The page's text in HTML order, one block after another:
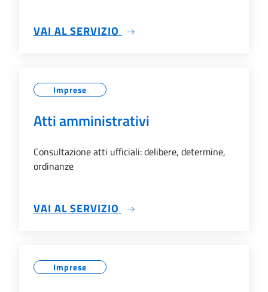
VAI AL SERVIZIO SU ALBO PRETORIO
Imprese
Atti amministrativi
Consultazione atti ufficiali: delibere, determine,
ordinanze
VAI AL SERVIZIO SU ATTI AMMINISTRATIVI
Imprese